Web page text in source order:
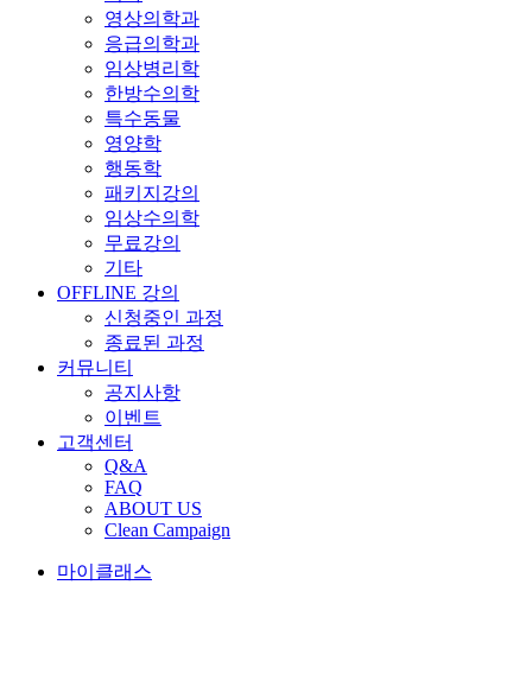
영상의학과
응급의학과
임상병리학
한방수의학
특수동물
영양학
행동학
패키지강의
임상수의학
무료강의
기타
OFFLINE 강의
신청중인 과정
종료된 과정
커뮤니티
공지사항
이벤트
고객센터
Q&A
FAQ
ABOUT US
Clean Campaign
마이클래스